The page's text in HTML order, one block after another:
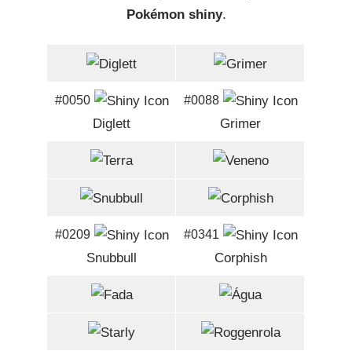
Pokémon shiny.
#0050
Diglett
#0088
Grimer
#0209
Snubbull
#0341
Corphish